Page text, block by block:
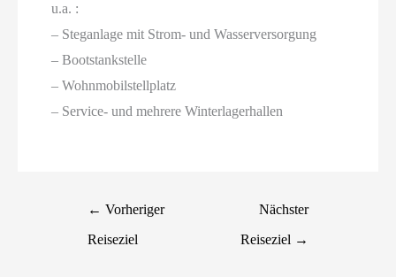
u.a. :
– Steganlage mit Strom- und Wasserversorgung
– Bootstankstelle
– Wohnmobilstellplatz
– Service- und mehrere Winterlagerhallen
← Vorheriger
Reiseziel
Nächster
Reiseziel →